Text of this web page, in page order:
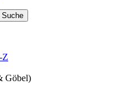
Z
Göbel)